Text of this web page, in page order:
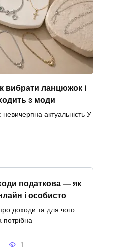
вибрати ланцюжок і
з моди
невичерпна актуальність У
податкова — як
і особисто
доходи та для чого
потрібна
1